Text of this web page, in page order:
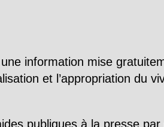
information mise
et l’appropriation du
publiques à la presse